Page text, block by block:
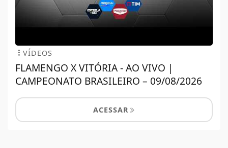
VÍDEOS
FLAMENGO X VITÓRIA - AO VIVO |
CAMPEONATO BRASILEIRO – 09/08/2026
ACESSAR